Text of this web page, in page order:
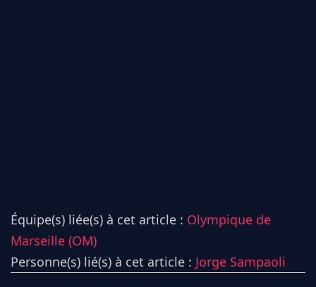
Équipe(s) liée(s) à cet article : Olympique de
Marseille (OM)
Personne(s) lié(s) à cet article : Jorge Sampaoli